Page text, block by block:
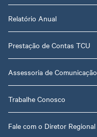
Relatório Anual
Prestação de Contas TCU
Assessoria de Comunicação
Trabalhe Conosco
Fale com o Diretor Regional